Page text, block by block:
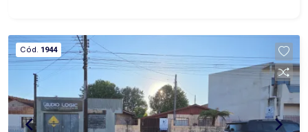
funcionalidade. O imóvel dispõe de ampla sala de
estar, sala de jantar e cozinha conjugados, criando
um ambiente acolhedor e sofisticado. Possui
ainda área gourmet perfeita para receber amigos
e familiares, três quartos, sendo uma suíte com
closet, além de área de serviço e garagem
Cód. 1944